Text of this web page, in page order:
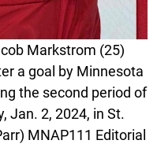
Markstrom (25)
a goal by Minnesota
the second period of
Jan. 2, 2024, in St.
MNAP111 Editorial